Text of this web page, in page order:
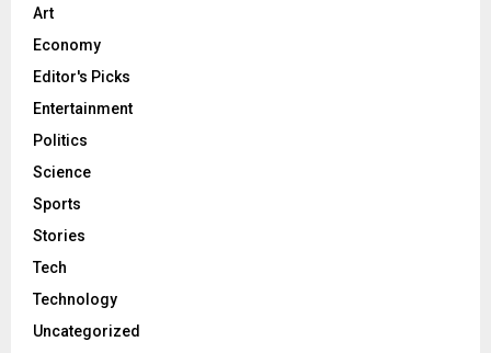
Art
Economy
Editor's Picks
Entertainment
Politics
Science
Sports
Stories
Tech
Technology
Uncategorized